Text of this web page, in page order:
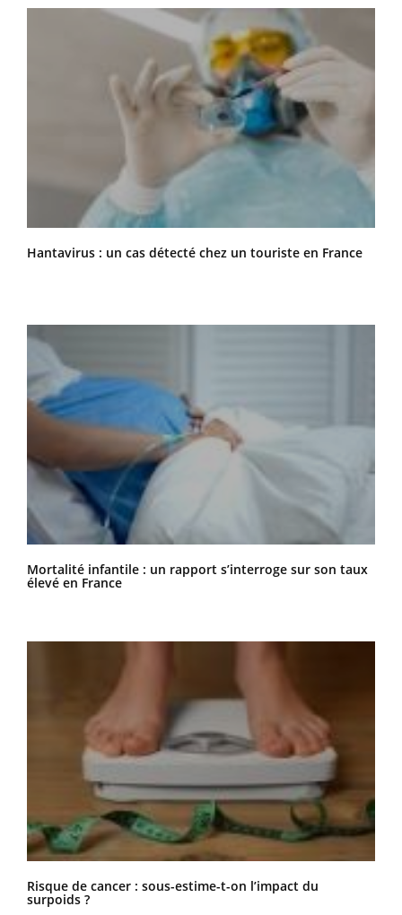
Hantavirus : un cas détecté chez un touriste en France
Mortalité infantile : un rapport s’interroge sur son taux
élevé en France
Risque de cancer : sous-estime-t-on l’impact du
surpoids ?